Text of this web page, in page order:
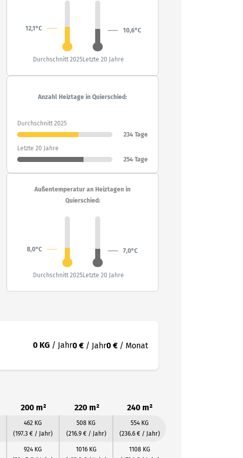
12,1°C 10,6°C
Durchschnitt 2025Letzte 20 Jahre
Anzahl Heiztage in Quierschied:
Durchschnitt 2025
234 Tage
Letzte 20 Jahre
254 Tage
Außentemperatur an Heiztagen in
Quierschied:
8,0°C 7,0°C
Durchschnitt 2025Letzte 20 Jahre
0 KG / Jahr0 € / Jahr0 € / Monat
200 m² 220 m² 240 m²
462 KG
(197.3 € / Jahr)
508 KG
(216.9 € / Jahr)
554 KG
(236.6 € / Jahr)
924 KG
1016 KG
1108 KG